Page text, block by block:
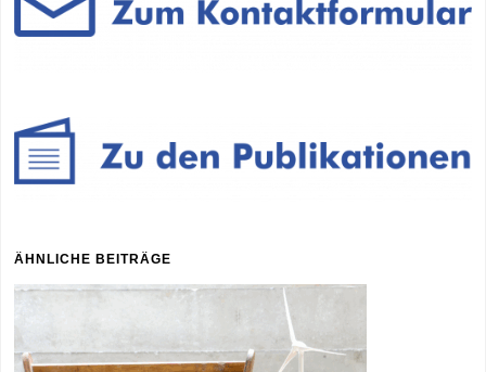
ÄHNLICHE BEITRÄGE